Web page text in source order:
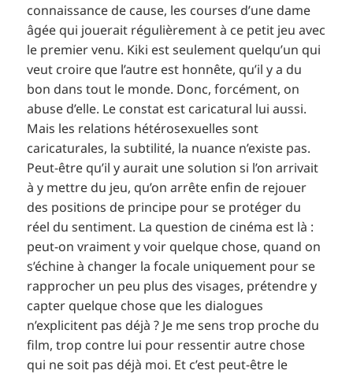
connaissance de cause, les courses d’une dame
âgée qui jouerait régulièrement à ce petit jeu avec
le premier venu. Kiki est seulement quelqu’un qui
veut croire que l’autre est honnête, qu’il y a du
bon dans tout le monde. Donc, forcément, on
abuse d’elle. Le constat est caricatural lui aussi.
Mais les relations hétérosexuelles sont
caricaturales, la subtilité, la nuance n’existe pas.
Peut-être qu’il y aurait une solution si l’on arrivait
à y mettre du jeu, qu’on arrête enfin de rejouer
des positions de principe pour se protéger du
réel du sentiment. La question de cinéma est là :
peut-on vraiment y voir quelque chose, quand on
s’échine à changer la focale uniquement pour se
rapprocher un peu plus des visages, prétendre y
capter quelque chose que les dialogues
n’explicitent pas déjà ? Je me sens trop proche du
film, trop contre lui pour ressentir autre chose
qui ne soit pas déjà moi. Et c’est peut-être le